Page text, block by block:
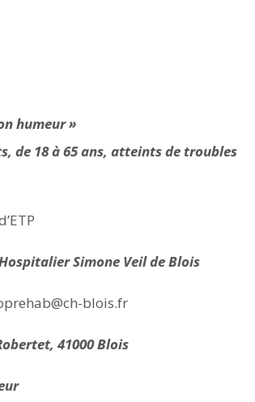
humeur »
de 18 à 65 ans, atteints de troubles
Simone Veil de Blois
blois.fr
41000 Blois